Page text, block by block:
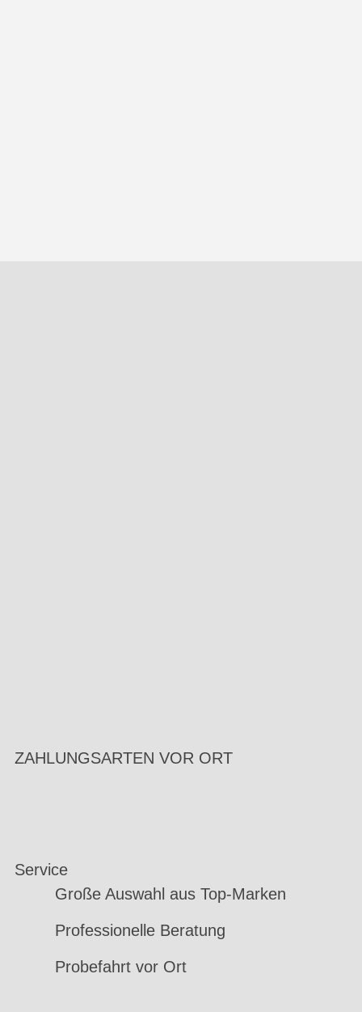
ZAHLUNGSARTEN VOR ORT
Service
Große Auswahl aus Top-Marken
Professionelle Beratung
Probefahrt vor Ort